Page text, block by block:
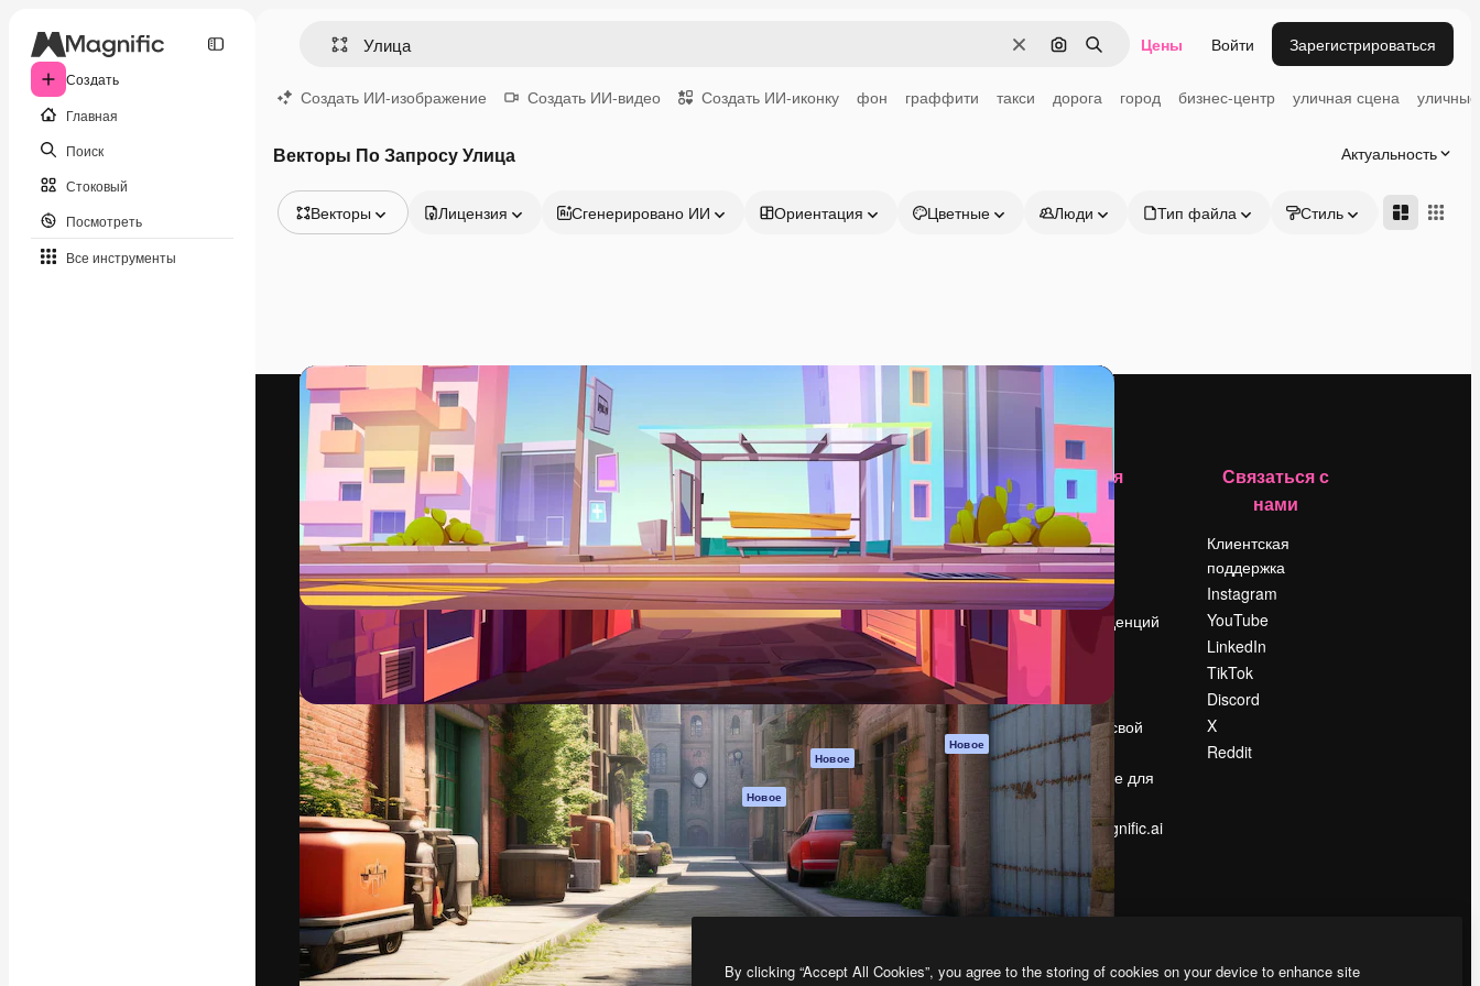
Создать
Главная
Поиск
Стоковый
Посмотреть
Все инструменты
ОчиститьПоиск по изображению
Поиск Цены Войти Зарегистрироваться
Создать ИИ-изображение Создать ИИ-видео Создать ИИ-иконку фон граффити такси дорога город бизнес-центр уличная сцена
Векторы По Запросу Улица Актуальность
Векторы
Видео
Видеоролик
Моушн-дизайн
Видеошаблоны
Иконки
3D-модели
Шрифты
Лицензия Сгенерировано ИИ Ориентация Цветные Люди Тип файла Стиль Адвансд
Креативная платформа для создания
ваших лучших работ. Более 1 миллиона
подписчиков среди креаторов,
предприятий, агентств и студий.
Pусский
Продукция
Spaces
ИИ-помощник
Генератор
изображений ИИ
Генератор видео
ИИ
Генератор голоса
на основе ИИ
Стоковый контент
MCP для
Claude/ChatGPT
Новое
Агенты Новое
API
Мобильное
приложение
Все инструменты
Magnific
Начать
Academy
Документация по
Пакету ИИ
Служба
поддержки
Условия и
положения
Политика
конфиденциальности
Оригиналы
Новое
Политика файлов
cookie
Центр доверия
Партнеры
Предприятие
Компания
Цены
О нас
Reviews
Вакансии
Поиск тенденций
Slidesgo
Продайте свой
контент
Помещение для
прессы
Ищете magnific.ai
Связаться с
нами
Клиентская
поддержка
Instagram
YouTube
LinkedIn
TikTok
Discord
X
Reddit
By clicking “Accept All Cookies”, you agree to the storing of cookies on your device to enhance site